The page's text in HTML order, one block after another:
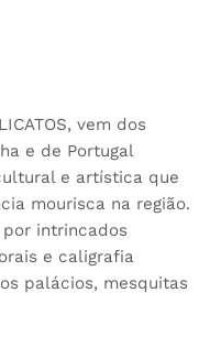
vem dos
e de Portugal
e artística que
mourisca na região.
intrincados
e caligrafia
palácios, mesquitas